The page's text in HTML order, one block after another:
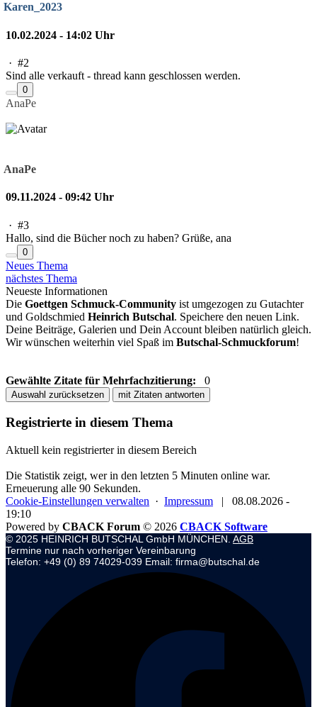
Karen_2023
10.02.2024 - 14:02 Uhr
· #2
Sind alle verkauft - thread kann geschlossen werden.
0
AnaPe
AnaPe
09.11.2024 - 09:42 Uhr
· #3
Hallo, sind die Bücher noch zu haben? Grüße, ana
0
Neues Thema
nächstes Thema
Neueste Informationen
Die Goettgen Schmuck-Community ist umgezogen zu Gutachter
und Goldschmied Heinrich Butschal. Speichere den neuen Link.
Deine Beiträge, Galerien und Dein Account bleiben natürlich gleich.
Wir wünschen weiterhin viel Spaß im Butschal-Schmuckforum!
Gewählte Zitate für Mehrfachzitierung: 0
Auswahl zurücksetzen mit Zitaten antworten
Registrierte in diesem Thema
Aktuell kein registrierter in diesem Bereich
Die Statistik zeigt, wer in den letzten 5 Minuten online war.
Erneuerung alle 90 Sekunden.
Cookie-Einstellungen verwalten · Impressum |
08.08.2026 -
19:10
Powered by CBACK Forum © 2026 CBACK Software
© 2025 HEINRICH BUTSCHAL GmbH MÜNCHEN. AGB
Termine nur nach vorheriger Vereinbarung
Telefon: +49 (0) 89 74029-039 Email: firma@butschal.de